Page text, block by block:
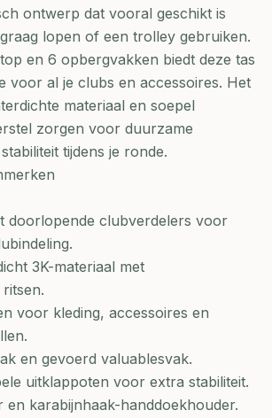
ontwerp dat vooral geschikt is
lopen of een trolley gebruiken.
en 6 opbergvakken biedt deze tas
voor al je clubs en accessoires. Het
materiaal en soepel
zorgen voor duurzame
tijdens je ronde.
doorlopende clubverdelers voor
3K-materiaal met
voor kleding, accessoires en
en gevoerd valuablesvak.
uitklappoten voor extra stabiliteit.
karabijnhaak-handdoekhouder.